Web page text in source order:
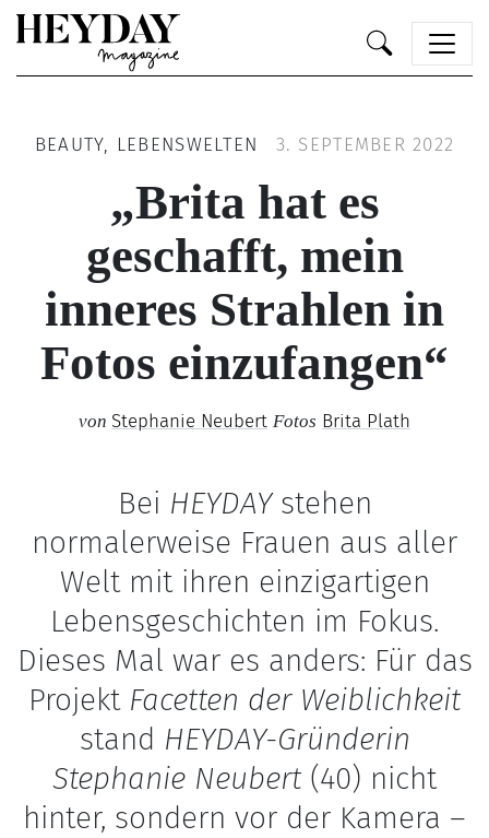
BEAUTY, LEBENSWELTEN 3. SEPTEMBER 2022
„Brita hat es
geschafft, mein
inneres Strahlen in
Fotos einzufangen“
von Stephanie Neubert Fotos Brita Plath
Bei HEYDAY stehen
normalerweise Frauen aus aller
Welt mit ihren einzigartigen
Lebensgeschichten im Fokus.
Dieses Mal war es anders: Für das
Projekt Facetten der Weiblichkeit
stand HEYDAY-Gründerin
Stephanie Neubert (40) nicht
hinter, sondern vor der Kamera –